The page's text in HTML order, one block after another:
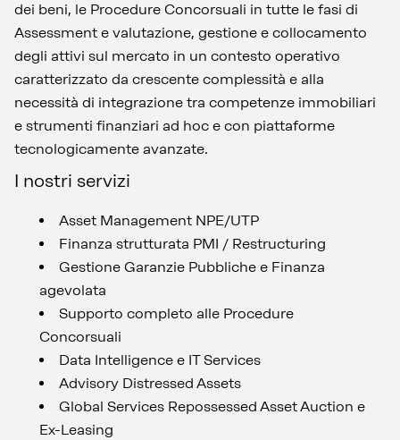
dei beni, le Procedure Concorsuali in tutte le fasi di
Assessment e valutazione, gestione e collocamento
degli attivi sul mercato in un contesto operativo
caratterizzato da crescente complessità e alla
necessità di integrazione tra competenze immobiliari
e strumenti finanziari ad hoc e con piattaforme
tecnologicamente avanzate.
I nostri servizi
Asset Management NPE/UTP
Finanza strutturata PMI / Restructuring
Gestione Garanzie Pubbliche e Finanza
agevolata
Supporto completo alle Procedure
Concorsuali
Data Intelligence e IT Services
Advisory Distressed Assets
Global Services Repossessed Asset Auction e
Ex-Leasing